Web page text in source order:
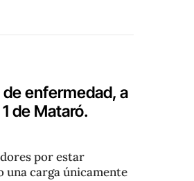
enfermedad, a
de Mataró.
por estar
una carga únicamente